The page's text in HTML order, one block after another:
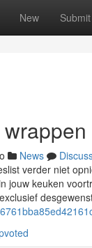
New Submit
News
verder niet
jouw keuken